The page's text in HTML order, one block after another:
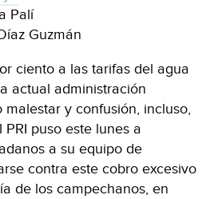
Palí
Guzmán
ciento a las tarifas del agua
actual administración
y confusión, incluso,
puso este lunes a
a su equipo de
contra este cobro excesivo
de los campechanos, en